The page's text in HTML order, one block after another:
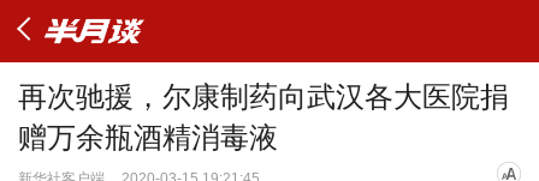
再次驰援，尔康制药向武汉各大医院捐
赠万余瓶酒精消毒液